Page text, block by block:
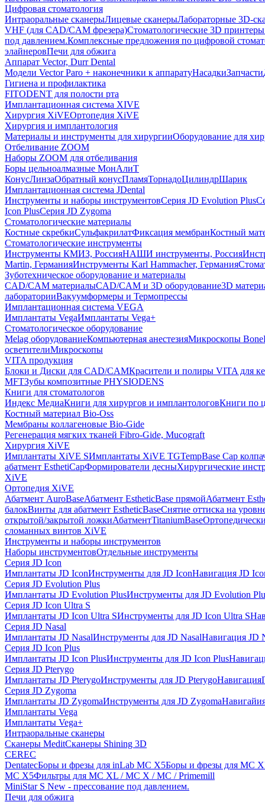
Цифровая стоматология
Интраоральные сканерыЛицевые сканерыЛабораторные 3D-
VHF (для CAD/CAM фрезера)Стоматологические 3D
под давлением.Комплексные предложения по цифровой
элайнеровПечи для обжига
Аппарат Vector, Durr Dental
Модели Vector Paro + наконечники к аппаратуНасадкиЗапчасти
Гигиена и профилактика
FITODENT для полости рта
Имплантационная система XIVE
Хирургия XiVEОртопедия XiVE
Хирургия и имплантология
Материалы и инструменты для хирургииОборудование для
Отбеливание ZOOM
Наборы ZOOM для отбеливания
Боры цельноалмазные МонАлиТ
КонусЛинзаОбратный конусПламяТорнадоЦилиндрШарик
Имплантационная система JDental
Инструменты и наборы инструментовСерия JD Evolution Plus
Icon PlusСерия JD Zygoma
Стоматологические материалы
Костные скребкиСульфакрилатФиксация мембранКостный
Стоматологические инструменты
Инструменты КМИЗ, РоссияНАШИ инструменты, Россия
Martin, ГерманияИнструменты Karl Hammacher, Германия
Зуботехническое оборудование и материалы
CAD/CAM материалыCAD/CAM и 3D оборудование3D
лабораторииВакуумформеры и Термопрессы
Имплантационная система VEGA
Имплантаты VegaИмплантаты Vega+
Стоматологическое оборудование
Melag оборудованиеКомпьютерная анестезияМикроскопы
осветителиМикроскопы
VITA продукция
Блоки и Диски для CAD/CAMКрасители и полиры VITA для
MFTЗубы композитные PHYSIODENS
Книги для стоматологов
Индекс МедиаКниги для хирургов и имплантологовКниги по
Костный материал Bio-Oss
Мембраны коллагеновые Bio-Gide
Регенерация мягких тканей Fibro-Gide, Mucograft
Хирургия XiVE
Имплантаты XiVE SИмплантаты XiVE TGTempBase Cap
абатмент EsthetiCapФормирователи десныХирургические
XiVE
Ортопедия XiVE
Абатмент AuroBaseАбатмент EstheticBase прямойАбатмент
балокВинты для абатмент EstheticBaseСнятие оттиска на
открытой/закрытой ложкиАбатментTitaniumBase
сломанных винтов XiVE
Инструменты и наборы инструментов
Наборы инструментовОтдельные инструменты
Серия JD Icon
Имплантаты JD IconИнструменты для JD IconНавигация JD
Серия JD Evolution Plus
Имплантаты JD Evolution PlusИнструменты для JD Evolution
Серия JD Icon Ultra S
Имплантаты JD Icon Ultra SИнструменты для JD Icon Ultra S
Серия JD Nasal
Имплантаты JD NasalИнструменты для JD NasalНавигация JD
Серия JD Icon Plus
Имплантаты JD Icon PlusИнструменты для JD Icon Plus
Серия JD Pterygo
Имплантаты JD PterygoИнструменты для JD PterygoНавигация
Серия JD Zygoma
Имплантаты JD ZygomaИнструменты для JD Zygoma
Имплантаты Vega
Имплантаты Vega+
Интраоральные сканеры
Сканеры MeditСканеры Shining 3D
CEREC
DentatecБоры и фрезы для inLab MC X5Боры и фрезы для MC
MC X5Фильтры для MC XL / MC X / MC / Primemill
MiniStar S New - прессование под давлением.
Печи для обжига